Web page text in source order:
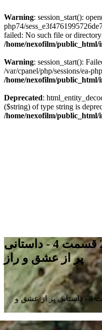
Warning: session_start():
php74/
failed: No such file or
/home/nexofilm/public_html/
Warning: session_start():
/var/cpanel/php/sessions/ea-
/home/nexofilm/public_html/
Deprecated:
($string) of type string is
/home/nexofilm/public_html/
سریال بریجرتون فصل 2 قسمت 4 - داستانی
پر از عشق و راز
سریال بریجرتون فصل 2 قسمت 4 - داستانی پر از عشق و